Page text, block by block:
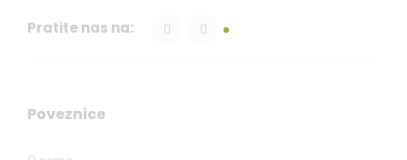
Pratite nas na:
Poveznice